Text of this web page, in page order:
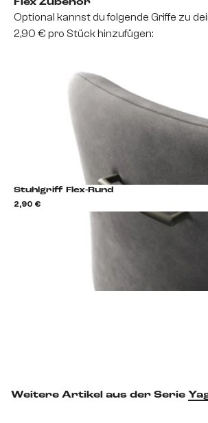
Flex Zubehör
Optional kannst du folgende Griffe zu
2,90 € pro Stück hinzufügen:
Stuhlgriff Flex-Rund
2,90 €
Stuhlgriff hinzufügen
Weitere Artikel aus der Serie